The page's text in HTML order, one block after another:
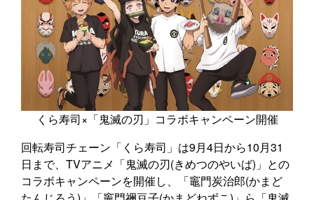
くら寿司×「鬼滅の刃」コラボキャンペーン開催
回転寿司チェーン「くら寿司」は9月4日から10月31
日まで、TVアニメ「鬼滅の刃(きめつのやいば)」との
コラボキャンペーンを開催し、「竈門炭治郎(かまど